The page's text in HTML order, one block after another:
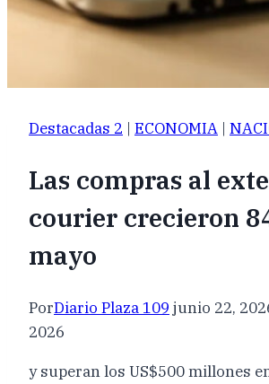
Destacadas 2 | ECONOMIA |
Las compras al
courier crecieron
mayo
PorDiario Plaza 109 junio 22,
2026
y superan los US$500 millones